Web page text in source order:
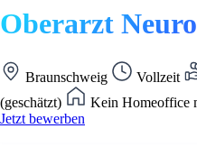
Oberarzt
Braunschweig Vollzeit
(geschätzt)
Kein Homeoffice
Jetzt bewerben